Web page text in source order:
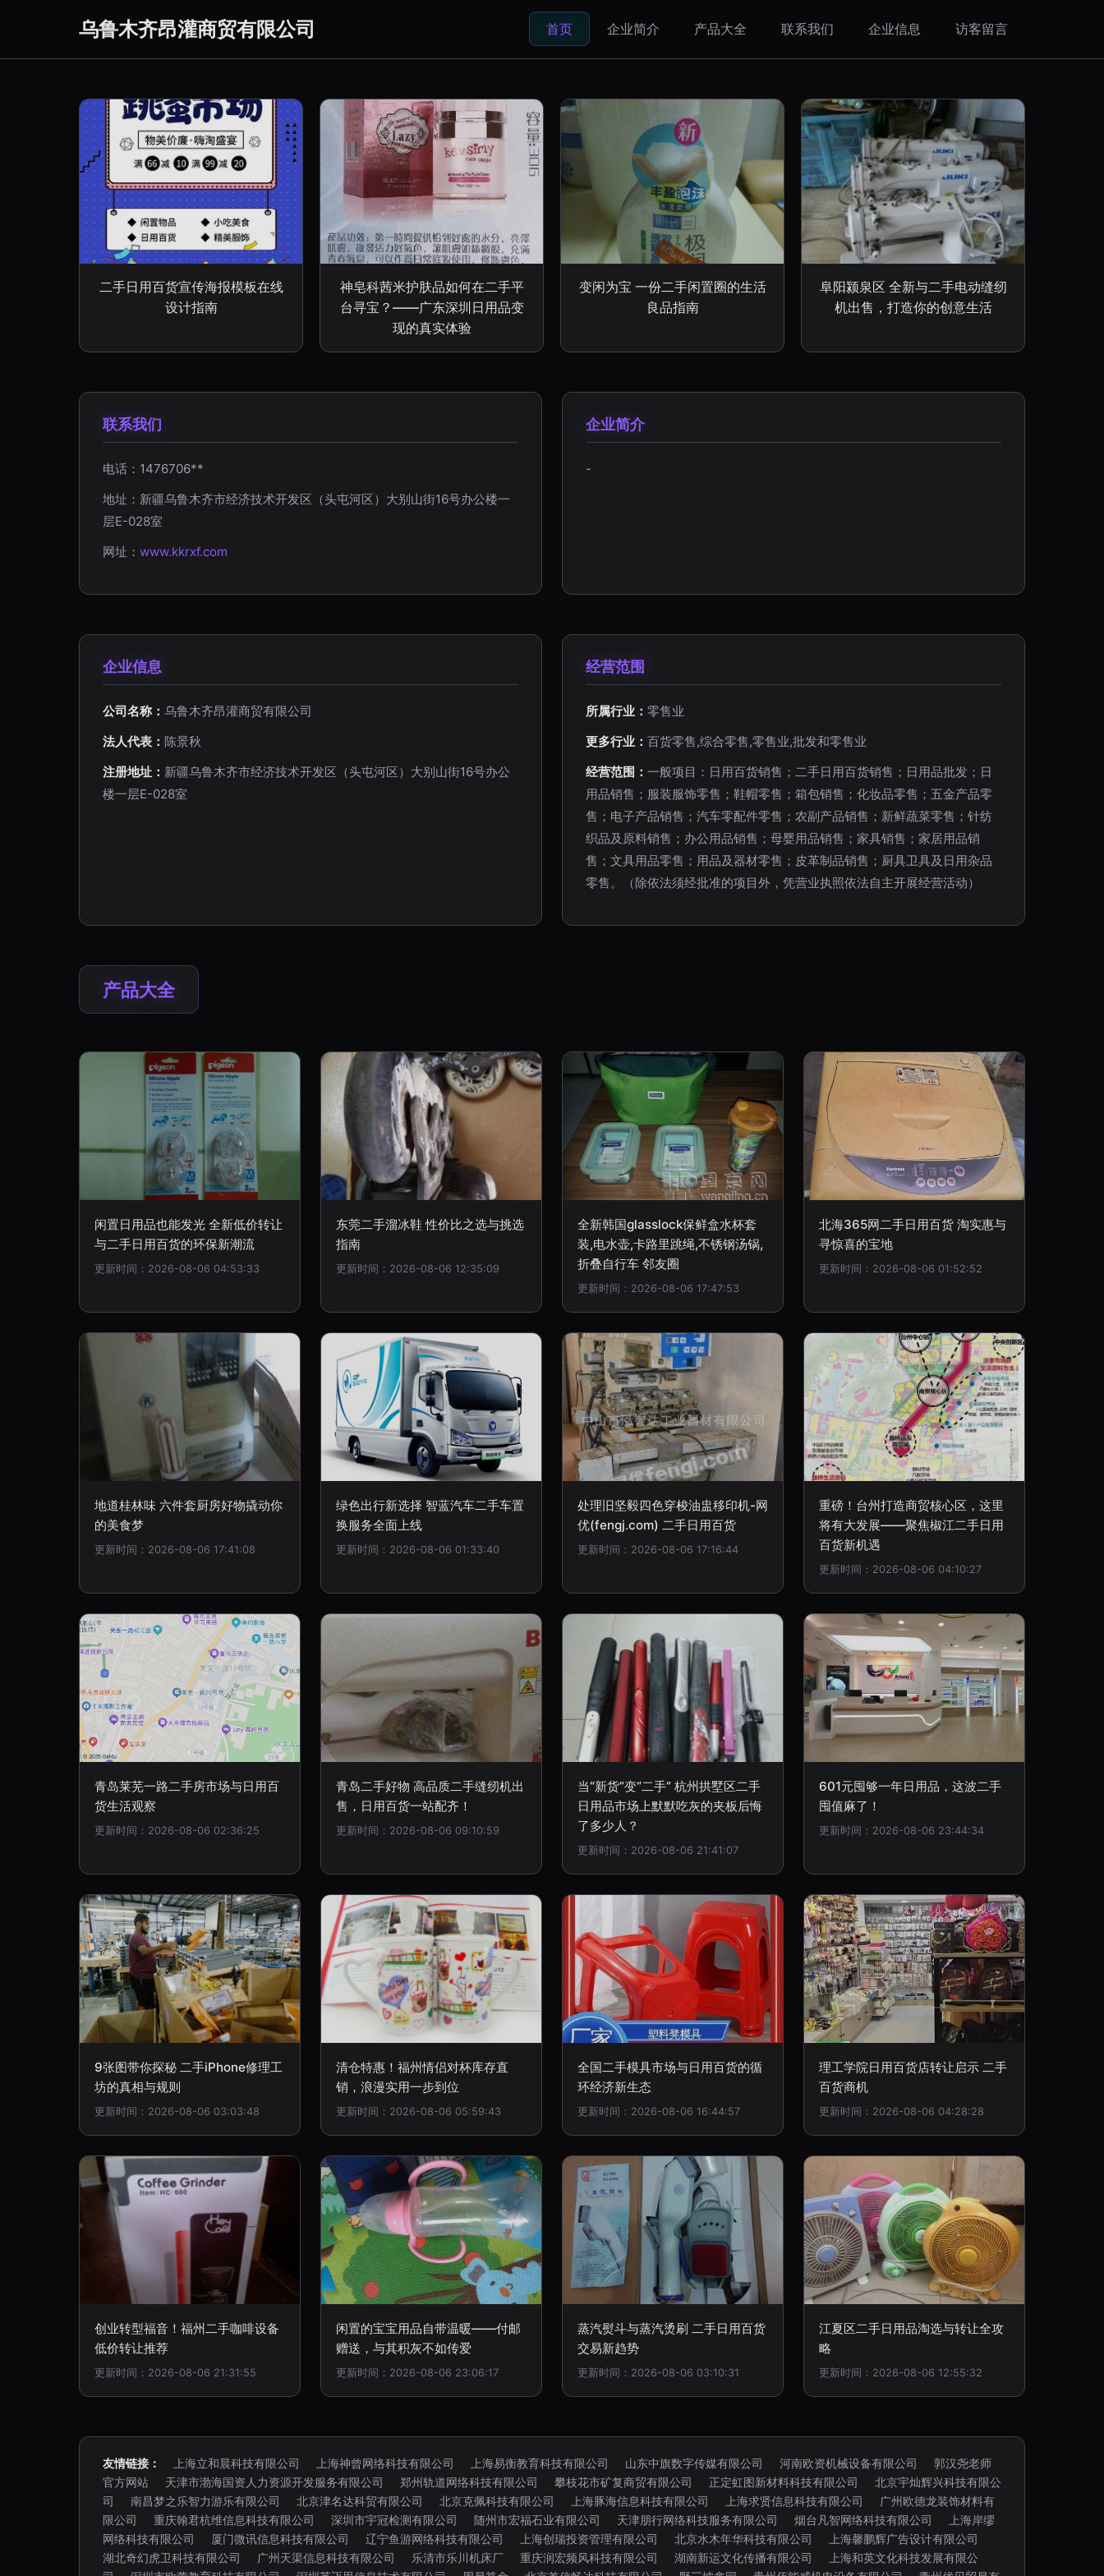
乌鲁木齐昂灌商贸有限公司 首页 企业简介 产品大全 联系我们 企业信息 访客留言
二手日用百货宣传海报模板在线
设计指南
神皂科茜米护肤品如何在二手平
台寻宝？——广东深圳日用品变
现的真实体验
变闲为宝 一份二手闲置圈的生活
良品指南
阜阳颍泉区 全新与二手电动缝纫
机出售，打造你的创意生活
联系我们
电话：1476706**
地址：新疆乌鲁木齐市经济技术开发区（头屯河区）大别山街16号办公楼一
层E-028室
网址： www.kkrxf.com
企业简介
-
企业信息
公司名称： 乌鲁木齐昂灌商贸有限公司
法人代表： 陈景秋
注册地址： 新疆乌鲁木齐市经济技术开发区（头屯河区）大别山街16号办公
楼一层E-028室
经营范围
所属行业： 零售业
更多行业： 百货零售,综合零售,零售业,批发和零售业
经营范围： 一般项目：日用百货销售；二手日用百货销售；日用品批发；日
用品销售；服装服饰零售；鞋帽零售；箱包销售；化妆品零售；五金产品零
售；电子产品销售；汽车零配件零售；农副产品销售；新鲜蔬菜零售；针纺
织品及原料销售；办公用品销售；母婴用品销售；家具销售；家居用品销
售；文具用品零售；用品及器材零售；皮革制品销售；厨具卫具及日用杂品
零售。（除依法须经批准的项目外，凭营业执照依法自主开展经营活动）
产品大全
闲置日用品也能发光 全新低价转让
与二手日用百货的环保新潮流
更新时间：2026-08-06 04:53:33
东莞二手溜冰鞋 性价比之选与挑选
指南
更新时间：2026-08-06 12:35:09
全新韩国glasslock保鲜盒水杯套
装,电水壶,卡路里跳绳,不锈钢汤锅,
折叠自行车 邻友圈
更新时间：2026-08-06 17:47:53
北海365网二手日用百货 淘实惠与
寻惊喜的宝地
更新时间：2026-08-06 01:52:52
地道桂林味 六件套厨房好物撬动你
的美食梦
更新时间：2026-08-06 17:41:08
绿色出行新选择 智蓝汽车二手车置
换服务全面上线
更新时间：2026-08-06 01:33:40
处理旧坚毅四色穿梭油盅移印机-网
优(fengj.com) 二手日用百货
更新时间：2026-08-06 17:16:44
重磅！台州打造商贸核心区，这里
将有大发展——聚焦椒江二手日用
百货新机遇
更新时间：2026-08-06 04:10:27
青岛莱芜一路二手房市场与日用百
货生活观察
更新时间：2026-08-06 02:36:25
青岛二手好物 高品质二手缝纫机出
售，日用百货一站配齐！
更新时间：2026-08-06 09:10:59
当“新货”变“二手” 杭州拱墅区二手
日用品市场上默默吃灰的夹板后悔
了多少人？
更新时间：2026-08-06 21:41:07
601元囤够一年日用品，这波二手
囤值麻了！
更新时间：2026-08-06 23:44:34
9张图带你探秘 二手iPhone修理工
坊的真相与规则
更新时间：2026-08-06 03:03:48
清仓特惠！福州情侣对杯库存直
销，浪漫实用一步到位
更新时间：2026-08-06 05:59:43
全国二手模具市场与日用百货的循
环经济新生态
更新时间：2026-08-06 16:44:57
理工学院日用百货店转让启示 二手
百货商机
更新时间：2026-08-06 04:28:28
创业转型福音！福州二手咖啡设备
低价转让推荐
更新时间：2026-08-06 21:31:55
闲置的宝宝用品自带温暖——付邮
赠送，与其积灰不如传爱
更新时间：2026-08-06 23:06:17
蒸汽熨斗与蒸汽烫刷 二手日用百货
交易新趋势
更新时间：2026-08-06 03:10:31
江夏区二手日用品淘选与转让全攻
略
更新时间：2026-08-06 12:55:32
友情链接： 上海立和晨科技有限公司 上海神曾网络科技有限公司 上海易衡教育科技有限公司 山东中旗数字传媒有限公司 河南欧资机械设备有限公司
郭汉尧老师
官方网站
天津市渤海国资人力资源开发服务有限公司 郑州轨道网络科技有限公司 攀枝花市矿复商贸有限公司 正定虹图新材料科技有限公司
北京宇灿辉兴科技有限公
司
南昌梦之乐智力游乐有限公司 北京津名达科贸有限公司 北京克佩科技有限公司 上海豚海信息科技有限公司 上海求贤信息科技有限公司
广州欧德龙装饰材料有
限公司
重庆翰君杭维信息科技有限公司 深圳市宇冠检测有限公司 随州市宏福石业有限公司 天津朋行网络科技服务有限公司 烟台凡智网络科技有限公司
上海岸缪
网络科技有限公司
厦门微讯信息科技有限公司 辽宁鱼游网络科技有限公司 上海创瑞投资管理有限公司 北京水木年华科技有限公司
上海馨鹏辉广告设计有限公司
湖北奇幻虎卫科技有限公司
广州天渠信息科技有限公司 乐清市乐川机床厂 重庆润宏频风科技有限公司 湖南新运文化传播有限公司
上海和英文化科技发展有限公